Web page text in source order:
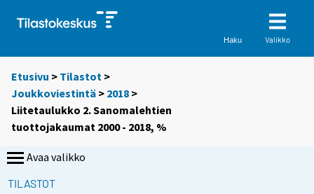
Haku Valikko
Etusivu > Tilastot >
Joukkoviestintä > 2018 >
Liitetaulukko 2. Sanomalehtien
tuottojakaumat 2000 - 2018, %
Avaa valikko
TILASTOT